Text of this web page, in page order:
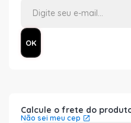
Calcule o frete do
Não sei meu cep